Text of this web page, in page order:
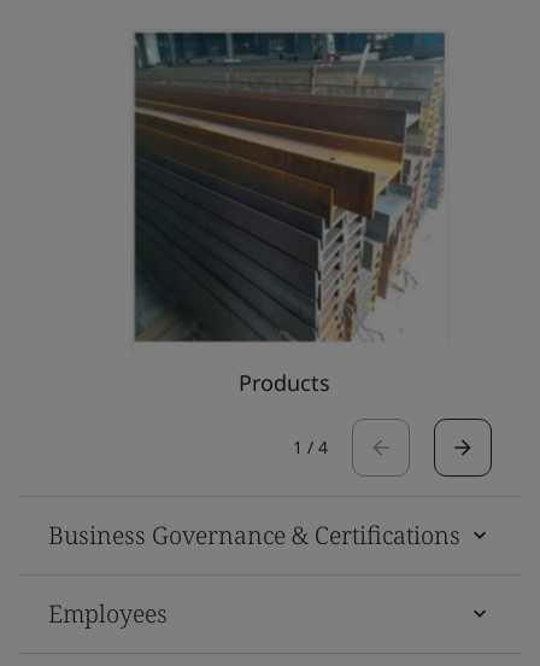
Products
1 / 4
Business Governance & Certifications
Employees